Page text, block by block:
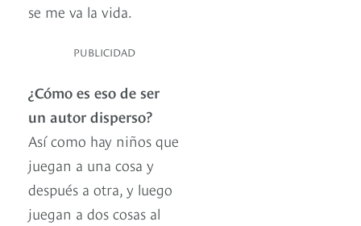
se me va la vida.
PUBLICIDAD
¿Cómo es eso de ser
un autor disperso?
Así como hay niños que
juegan a una cosa y
después a otra, y luego
juegan a dos cosas al